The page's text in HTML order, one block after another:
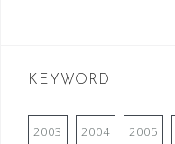
KEYWORD
2003 2004 2005